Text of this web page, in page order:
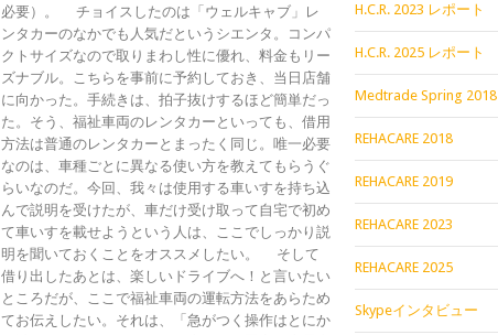
必要）。 チョイスしたのは「ウェルキャブ」レ
ンタカーのなかでも人気だというシエンタ。コンパ
クトサイズなので取りまわし性に優れ、料金もリー
ズナブル。こちらを事前に予約しておき、当日店舗
に向かった。手続きは、拍子抜けするほど簡単だっ
た。そう、福祉車両のレンタカーといっても、借用
方法は普通のレンタカーとまったく同じ。唯一必要
なのは、車種ごとに異なる使い方を教えてもらうぐ
らいなのだ。今回、我々は使用する車いすを持ち込
んで説明を受けたが、車だけ受け取って自宅で初め
て車いすを載せようという人は、ここでしっかり説
明を聞いておくことをオススメしたい。 そして
借り出したあとは、楽しいドライブへ！と言いたい
ところだが、ここで福祉車両の運転方法をあらため
てお伝えしたい。それは、「急がつく操作はとにか
H.C.R. 2023 レポート
H.C.R. 2025 レポート
Medtrade Spring 2018
REHACARE 2018
REHACARE 2019
REHACARE 2023
REHACARE 2025
Skypeインタビュー